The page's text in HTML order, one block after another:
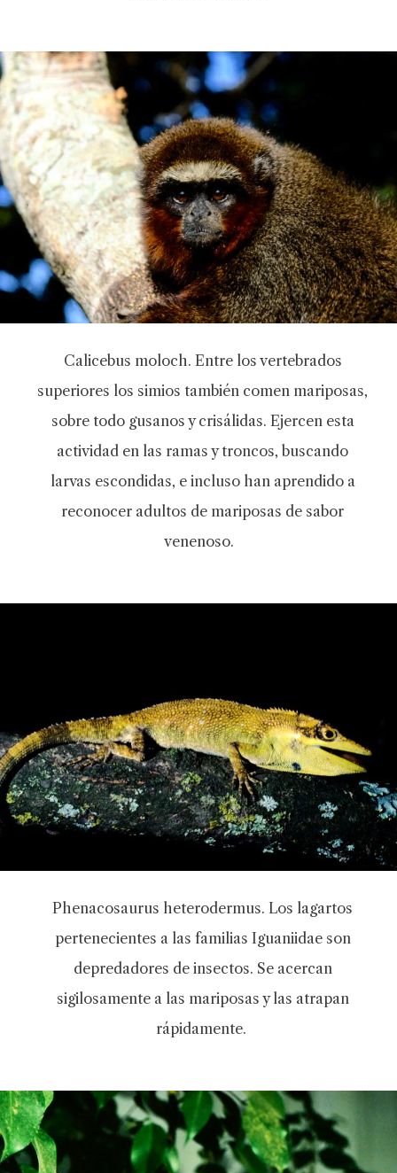
Calicebus moloch. Entre los vertebrados
superiores los simios también comen mariposas,
sobre todo gusanos y crisálidas. Ejercen esta
actividad en las ramas y troncos, buscando
larvas escondidas, e incluso han aprendido a
reconocer adultos de mariposas de sabor
venenoso.
Phenacosaurus heterodermus. Los lagartos
pertenecientes a las familias Iguaniidae son
depredadores de insectos. Se acercan
sigilosamente a las mariposas y las atrapan
rápidamente.